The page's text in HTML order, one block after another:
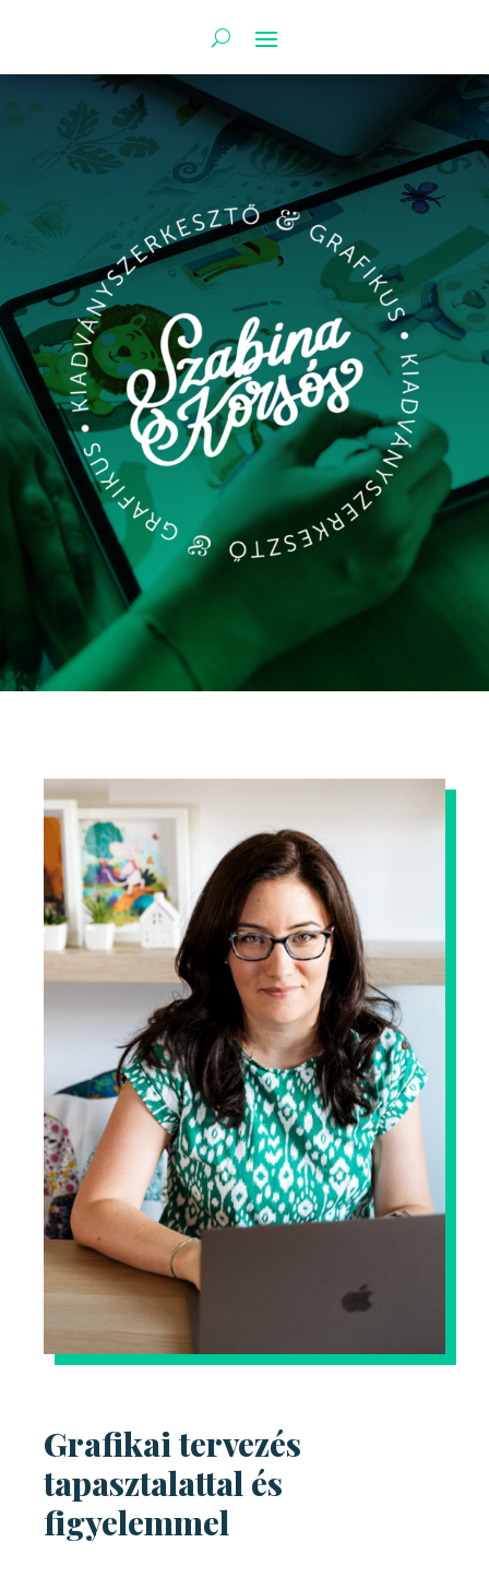
Grafikai tervezés
tapasztalattal és
figyelemmel